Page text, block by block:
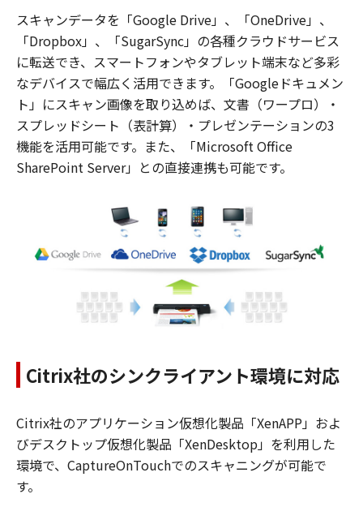
スキャンデータを「Google Drive」、「OneDrive」、
「Dropbox」、「SugarSync」の各種クラウドサービス
に転送でき、スマートフォンやタブレット端末など多彩
なデバイスで幅広く活用できます。「Googleドキュメン
ト」にスキャン画像を取り込めば、文書（ワープロ）・
スプレッドシート（表計算）・プレゼンテーションの3
機能を活用可能です。また、「Microsoft Office
SharePoint Server」との直接連携も可能です。
Citrix社のシンクライアント環境に対応
Citrix社のアプリケーション仮想化製品「XenAPP」およ
びデスクトップ仮想化製品「XenDesktop」を利用した
環境で、CaptureOnTouchでのスキャニングが可能で
す。